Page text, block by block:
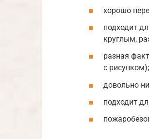
хорошо
подходит
круглым,
разная
с рисунком);
довольно
подходит